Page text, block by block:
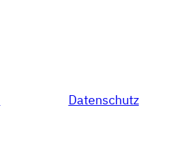
Datenschutz